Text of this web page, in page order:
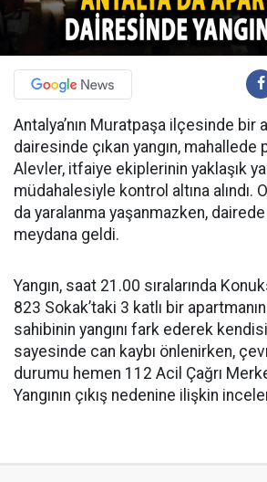
Antalya’nın Muratpaşa ilçesinde bir
dairesinde çıkan yangın, mahallede
Alevler, itfaiye ekiplerinin yaklaşık
müdahalesiyle kontrol altına alındı.
da yaralanma yaşanmazken,
meydana geldi.
Yangın, saat 21.00 sıralarında
823 Sokak’taki 3 katlı bir apartmanın
sahibinin yangını fark ederek
sayesinde can kaybı önlenirken,
durumu hemen 112 Acil Çağrı
Yangının çıkış nedenine ilişkin